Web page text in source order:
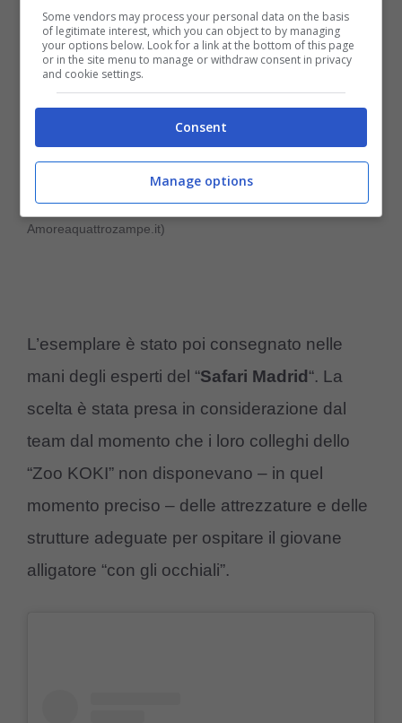
Amoreaquattrozampe.it)
L’esemplare è stato poi consegnato nelle
mani degli esperti del “Safari Madrid “. La
scelta è stata presa in considerazione dal
team dal momento che i loro colleghi dello
“Zoo KOKI” non disponevano – in quel
momento preciso – delle attrezzature e delle
strutture adeguate per ospitare il giovane
alligatore “con gli occhiali”.
Some vendors may process your personal data on the basis
of legitimate interest, which you can object to by managing
your options below. Look for a link at the bottom of this page
or in the site menu to manage or withdraw consent in privacy
and cookie settings.
Consent
Manage options